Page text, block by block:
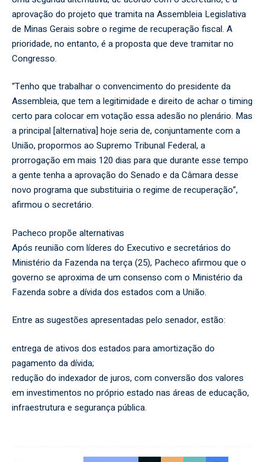
aprovação do projeto que tramita na Assembleia Legislativa
de Minas Gerais sobre o regime de recuperação fiscal. A
prioridade, no entanto, é a proposta que deve tramitar no
Congresso.
“Tenho que trabalhar o convencimento do presidente da
Assembleia, que tem a legitimidade e direito de achar o timing
certo para colocar em votação essa adesão no plenário. Mas
a principal [alternativa] hoje seria de, conjuntamente com a
União, propormos ao Supremo Tribunal Federal, a
prorrogação em mais 120 dias para que durante esse tempo
a gente tenha a aprovação do Senado e da Câmara desse
novo programa que substituiria o regime de recuperação”,
afirmou o secretário.
Pacheco propõe alternativas
Após reunião com líderes do Executivo e secretários do
Ministério da Fazenda na terça (25), Pacheco afirmou que o
governo se aproxima de um consenso com o Ministério da
Fazenda sobre a dívida dos estados com a União.
Entre as sugestões apresentadas pelo senador, estão:
entrega de ativos dos estados para amortização do
pagamento da dívida;
redução do indexador de juros, com conversão dos valores
em investimentos no próprio estado nas áreas de educação,
infraestrutura e segurança pública.